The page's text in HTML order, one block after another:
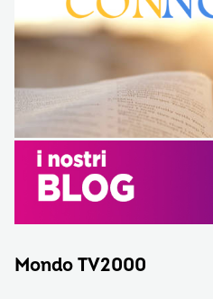
Mondo TV2000